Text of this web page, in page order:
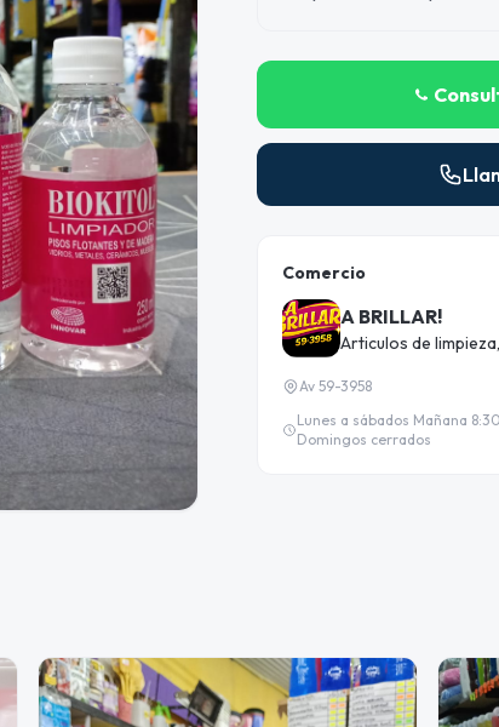
Comercio
A BRILLAR!
Articulos de
Av 59-3958
Lunes a sábados Mañana
Domingos cerrados